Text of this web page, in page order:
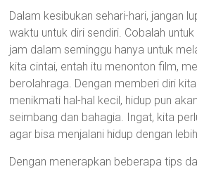
Dalam kesibukan sehari-hari, jangan
waktu untuk diri sendiri. Cobalah
jam dalam seminggu hanya untuk
kita cintai, entah itu menonton film,
berolahraga. Dengan memberi diri
menikmati hal-hal kecil, hidup pun
seimbang dan bahagia. Ingat, kita
agar bisa menjalani hidup dengan
Dengan menerapkan beberapa tips